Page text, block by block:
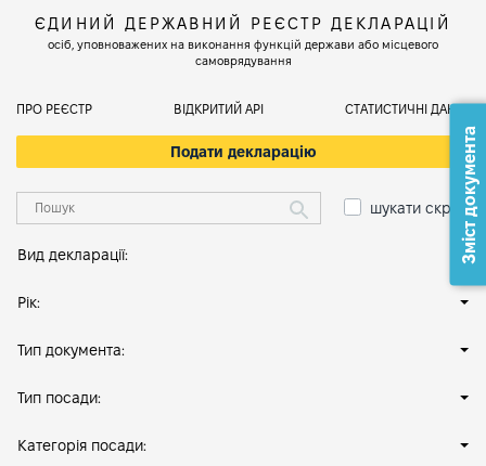
ЄДИНИЙ ДЕРЖАВНИЙ РЕЄСТР ДЕКЛАРАЦІЙ
осіб, уповноважених на виконання функцій держави або місцевого
самоврядування
ПРО РЕЄСТР ВІДКРИТИЙ АРІ СТАТИСТИЧНІ ДАНІ
Подати декларацію
шукати скрізь
Вид декларації:
Рік:
Тип документа:
Тип посади:
Категорія посади:
Зміст документа